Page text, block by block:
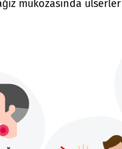
mukozasında